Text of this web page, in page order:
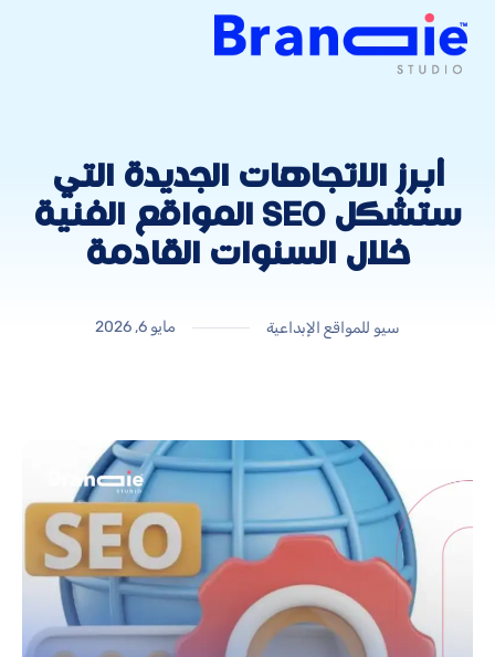
أبرز الاتجاهات الجديدة التي
ستشكل SEO المواقع الفنية
خلال السنوات القادمة
سيو للمواقع الإبداعية مايو 6, 2026